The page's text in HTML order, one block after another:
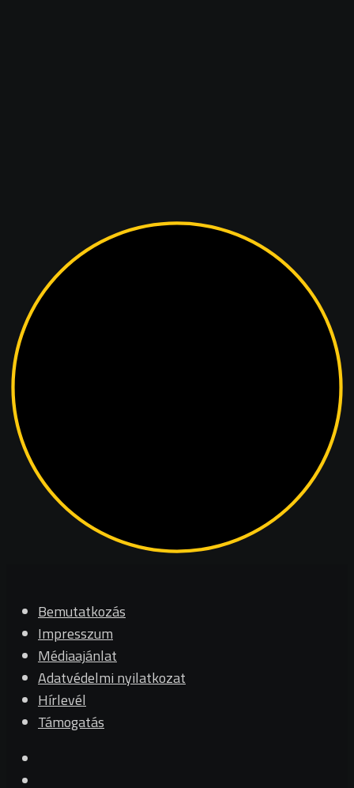
Bemutatkozás
Impresszum
Médiaajánlat
Adatvédelmi nyilatkozat
Hírlevél
Támogatás